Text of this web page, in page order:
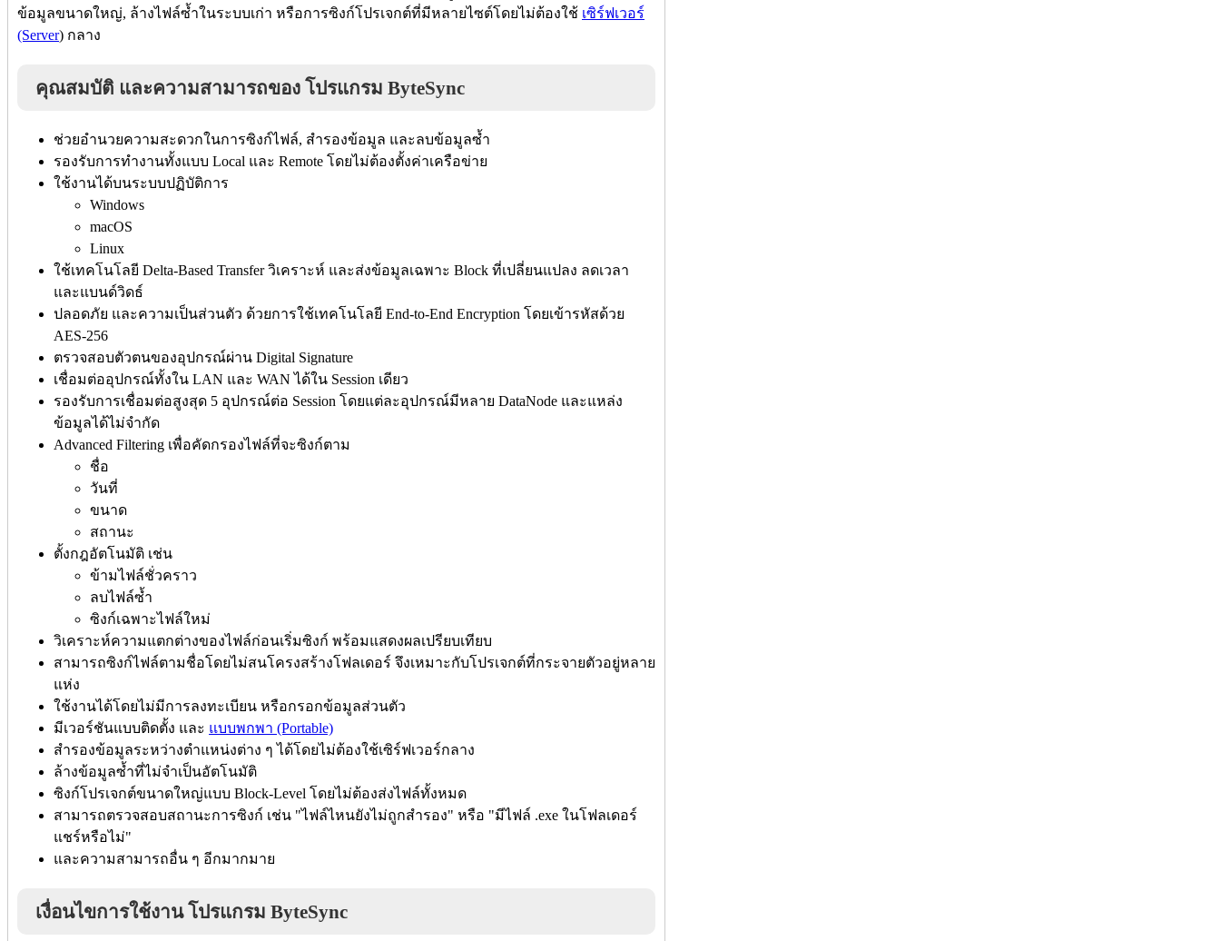
ข้อมูลขนาดใหญ่, ล้างไฟล์ซ้ำในระบบเก่า หรือการซิงก์โปรเจกต์ที่มีหลายไซต์โดยไม่ต้องใช้ เซิร์ฟเวอร์
(Server) กลาง
คุณสมบัติ และความสามารถของ โปรแกรม ByteSync
ช่วยอำนวยความสะดวกในการซิงก์ไฟล์, สำรองข้อมูล และลบข้อมูลซ้ำ
รองรับการทำงานทั้งแบบ Local และ Remote โดยไม่ต้องตั้งค่าเครือข่าย
ใช้งานได้บนระบบปฏิบัติการ
Windows
macOS
Linux
ใช้เทคโนโลยี Delta-Based Transfer วิเคราะห์ และส่งข้อมูลเฉพาะ Block ที่เปลี่ยนแปลง ลดเวลา
และแบนด์วิดธ์
ปลอดภัย และความเป็นส่วนตัว ด้วยการใช้เทคโนโลยี End-to-End Encryption โดยเข้ารหัสด้วย
AES-256
ตรวจสอบตัวตนของอุปกรณ์ผ่าน Digital Signature
เชื่อมต่ออุปกรณ์ทั้งใน LAN และ WAN ได้ใน Session เดียว
รองรับการเชื่อมต่อสูงสุด 5 อุปกรณ์ต่อ Session โดยแต่ละอุปกรณ์มีหลาย DataNode และแหล่ง
ข้อมูลได้ไม่จำกัด
Advanced Filtering เพื่อคัดกรองไฟล์ที่จะซิงก์ตาม
ชื่อ
วันที่
ขนาด
สถานะ
ตั้งกฎอัตโนมัติ เช่น
ข้ามไฟล์ชั่วคราว
ลบไฟล์ซ้ำ
ซิงก์เฉพาะไฟล์ใหม่
วิเคราะห์ความแตกต่างของไฟล์ก่อนเริ่มซิงก์ พร้อมแสดงผลเปรียบเทียบ
สามารถซิงก์ไฟล์ตามชื่อโดยไม่สนโครงสร้างโฟลเดอร์ จึงเหมาะกับโปรเจกต์ที่กระจายตัวอยู่หลาย
แห่ง
ใช้งานได้โดยไม่มีการลงทะเบียน หรือกรอกข้อมูลส่วนตัว
มีเวอร์ชันแบบติดตั้ง และ แบบพกพา (Portable)
สำรองข้อมูลระหว่างตำแหน่งต่าง ๆ ได้โดยไม่ต้องใช้เซิร์ฟเวอร์กลาง
ล้างข้อมูลซ้ำที่ไม่จำเป็นอัตโนมัติ
ซิงก์โปรเจกต์ขนาดใหญ่แบบ Block-Level โดยไม่ต้องส่งไฟล์ทั้งหมด
สามารถตรวจสอบสถานะการซิงก์ เช่น "ไฟล์ไหนยังไม่ถูกสำรอง" หรือ "มีไฟล์ .exe ในโฟลเดอร์
แชร์หรือไม่"
และความสามารถอื่น ๆ อีกมากมาย
เงื่อนไขการใช้งาน โปรแกรม ByteSync